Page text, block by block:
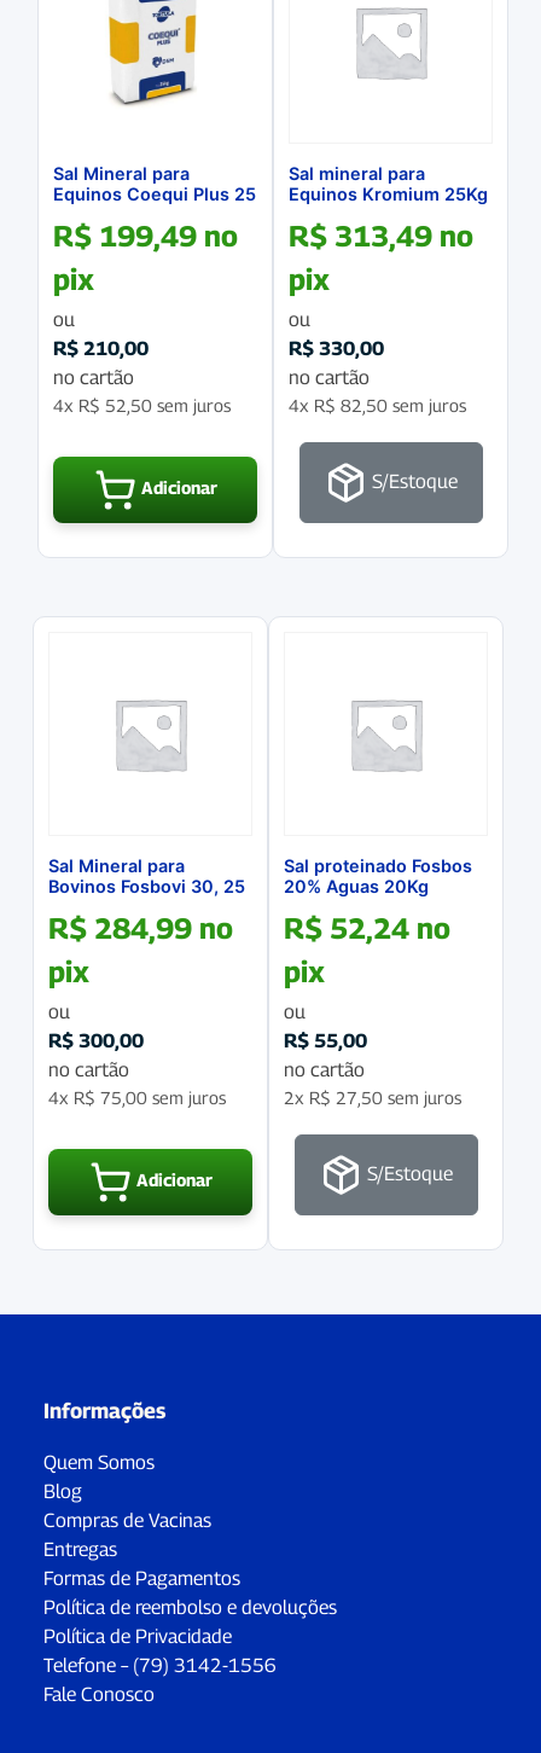
Sal Mineral para
Equinos Coequi Plus 25
R$ 199,49 no
pix
ou
R$ 210,00
no cartão
4x R$ 52,50 sem juros
Adicionar
Sal mineral para
Equinos Kromium 25Kg
R$ 313,49 no
pix
ou
R$ 330,00
no cartão
4x R$ 82,50 sem juros
S/Estoque
Sal Mineral para
Bovinos Fosbovi 30, 25
R$ 284,99 no
pix
ou
R$ 300,00
no cartão
4x R$ 75,00 sem juros
Adicionar
Sal proteinado Fosbos
20% Aguas 20Kg
R$ 52,24 no
pix
ou
R$ 55,00
no cartão
2x R$ 27,50 sem juros
S/Estoque
Informações
Quem Somos
Blog
Compras de Vacinas
Entregas
Formas de Pagamentos
Política de reembolso e devoluções
Política de Privacidade
Telefone – (79) 3142-1556
Fale Conosco